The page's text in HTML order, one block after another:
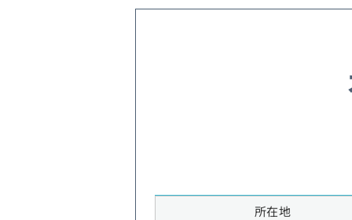
所在地